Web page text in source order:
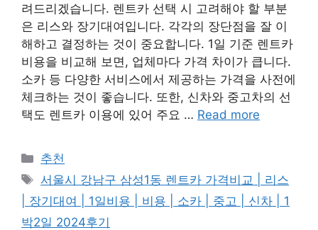
려드리겠습니다. 렌트카 선택 시 고려해야 할 부분
은 리스와 장기대여입니다. 각각의 장단점을 잘 이
해하고 결정하는 것이 중요합니다. 1일 기준 렌트카
비용을 비교해 보면, 업체마다 가격 차이가 큽니다.
소카 등 다양한 서비스에서 제공하는 가격을 사전에
체크하는 것이 좋습니다. 또한, 신차와 중고차의 선
택도 렌트카 이용에 있어 주요 … Read more
카
테
고
리
추천
태
그
서울시 강남구 삼성1동 렌트카 가격비교 | 리스
| 장기대여 | 1일비용 | 비용 | 소카 | 중고 | 신차 | 1
박2일 2024후기